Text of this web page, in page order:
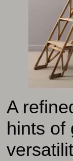
A
hints of